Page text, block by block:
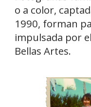
o a color,
1990, forman
impulsada por
Bellas Artes.